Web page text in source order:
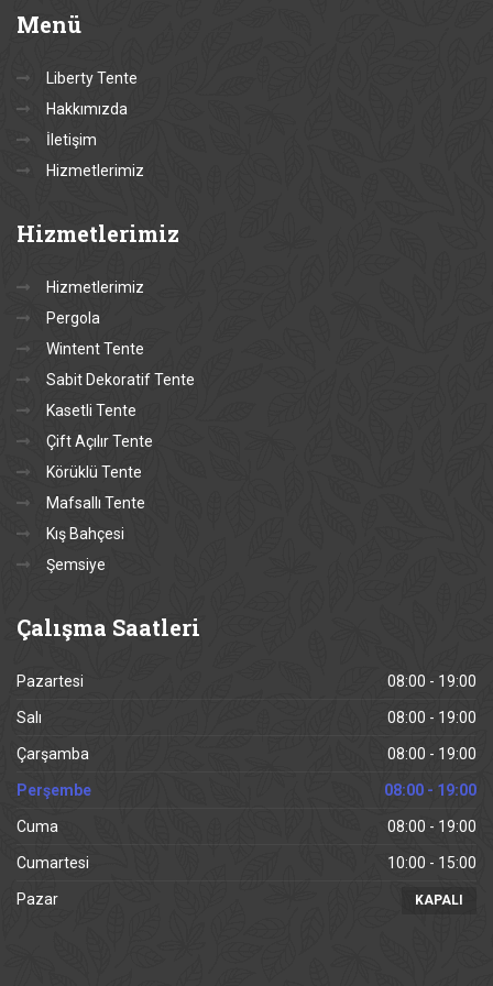
Menü
Liberty Tente
Hakkımızda
İletişim
Hizmetlerimiz
Hizmetlerimiz
Hizmetlerimiz
Pergola
Wintent Tente
Sabit Dekoratif Tente
Kasetli Tente
Çift Açılır Tente
Körüklü Tente
Mafsallı Tente
Kış Bahçesi
Şemsiye
Çalışma Saatleri
Pazartesi 08:00 - 19:00
Salı 08:00 - 19:00
Çarşamba 08:00 - 19:00
Perşembe 08:00 - 19:00
Cuma 08:00 - 19:00
Cumartesi 10:00 - 15:00
Pazar KAPALI